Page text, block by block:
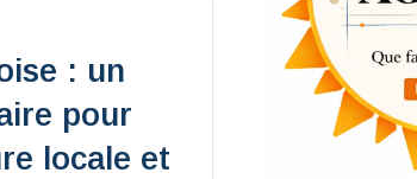
: un
pour
locale et